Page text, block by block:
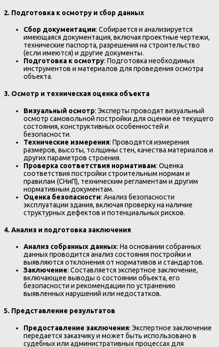
2. Подготовка к осмотру и сбор данных
Сбор документации: Собирается и анализируется
имеющаяся документация, включая проектные чертежи,
технические паспорта, разрешения на строительство
(если имеются) и другие документы.
Подготовка к осмотру: Подготовка необходимых
инструментов и материалов для проведения осмотра
объекта.
3. Осмотр и техническая оценка объекта
Визуальный осмотр: Эксперты проводят визуальный
осмотр самовольной постройки для оценки ее текущего
состояния, конструктивных особенностей и
безопасности.
Технические измерения: Проводятся измерения
размеров, высоты, толщины стен, качества материалов и
других параметров строения.
Проверка соответствия нормативам: Оценка
соответствия постройки строительным нормам и
правилам (СНиП), техническим регламентам и другим
нормативным документам.
Оценка безопасности: Анализ безопасности
эксплуатации здания, включая проверку на наличие
структурных дефектов и потенциальных рисков.
4. Анализ и подготовка заключения
Анализ собранных данных: На основании собранных
данных проводится анализ состояния постройки и
выявляются отклонения от нормативов и стандартов.
Заключение: Составляется экспертное заключение,
включающее выводы о состоянии объекта, его
безопасности и рекомендации по устранению
выявленных нарушений или недостатков.
5. Представление результатов
Предоставление заключения: Экспертное заключение
передается заказчику и может быть использовано в
судебных или административных процессах для